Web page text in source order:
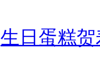
生日蛋糕